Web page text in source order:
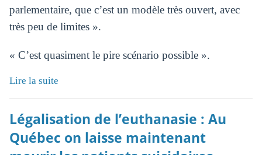
parlementaire, que c’est un modèle très ouvert, avec
très peu de limites ».
« C’est quasiment le pire scénario possible ».
Lire la suite
Légalisation de l’euthanasie : Au
Québec on laisse maintenant